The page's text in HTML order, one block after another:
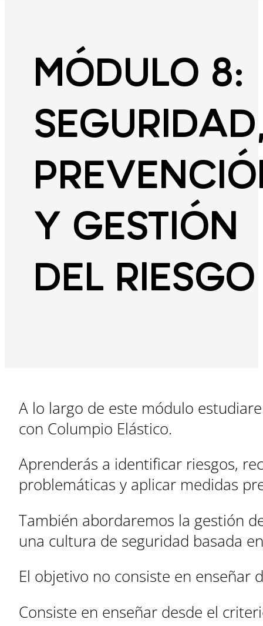
MÓDULO 8:
Y GESTIÓN
DEL RIESGO
A lo largo de este módulo
con Columpio Elástico.
Aprenderás a identificar riesgos,
problemáticas y aplicar medidas
También abordaremos la gestión
una cultura de seguridad basada
El objetivo no consiste en enseñar
Consiste en enseñar desde el